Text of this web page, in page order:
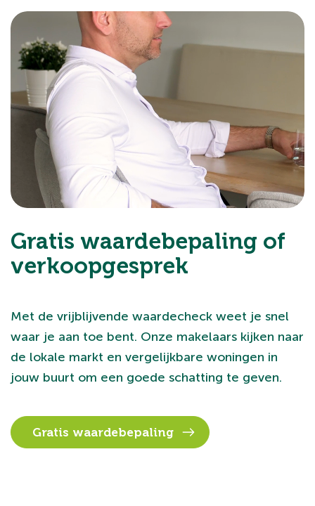
Gratis waardebepaling of
verkoopgesprek
Met de vrijblijvende waardecheck weet je snel
waar je aan toe bent. Onze makelaars kijken naar
de lokale markt en vergelijkbare woningen in
jouw buurt om een goede schatting te geven.
Gratis waardebepaling